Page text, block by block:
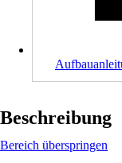
Beschreibung
Bereich überspringen